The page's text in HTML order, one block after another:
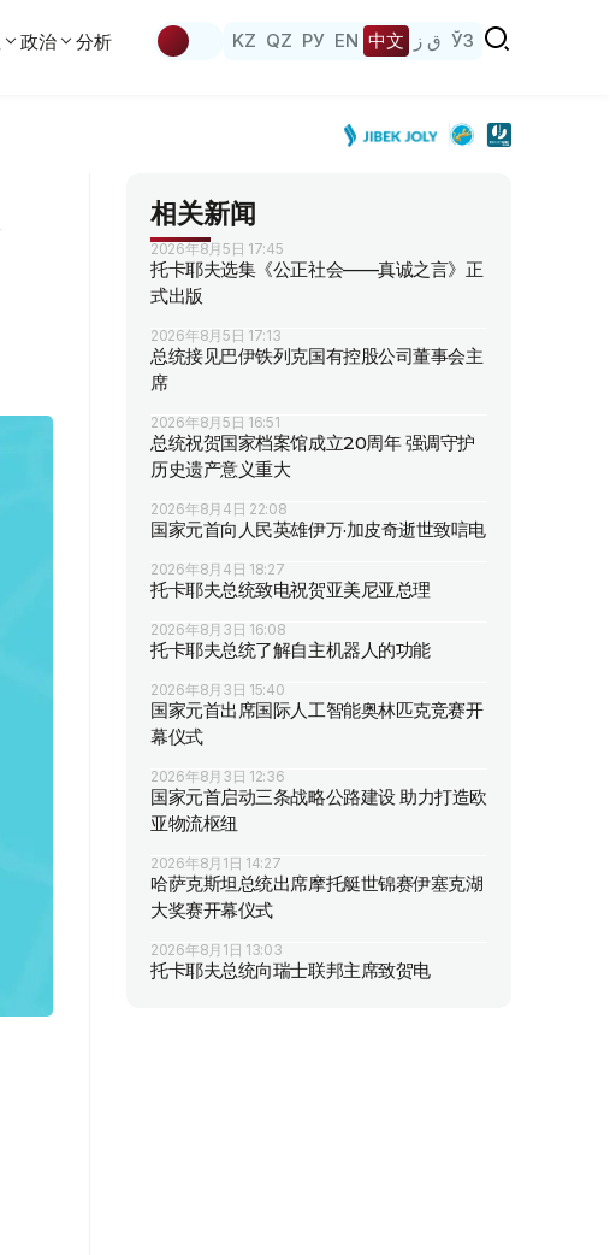
政治 分析 KZ QZ РУ EN 中文 ق ز ЎЗ
相关新闻
2026年8月5日 17:45
托卡耶夫选集《公正社会——真诚之言》正
式出版
2026年8月5日 17:13
总统接见巴伊铁列克国有控股公司董事会主
席
2026年8月5日 16:51
总统祝贺国家档案馆成立20周年 强调守护
历史遗产意义重大
2026年8月4日 22:08
国家元首向人民英雄伊万·加皮奇逝世致唁电
2026年8月4日 18:27
托卡耶夫总统致电祝贺亚美尼亚总理
2026年8月3日 16:08
托卡耶夫总统了解自主机器人的功能
2026年8月3日 15:40
国家元首出席国际人工智能奥林匹克竞赛开
幕仪式
2026年8月3日 12:36
国家元首启动三条战略公路建设 助力打造欧
亚物流枢纽
2026年8月1日 14:27
哈萨克斯坦总统出席摩托艇世锦赛伊塞克湖
大奖赛开幕仪式
2026年8月1日 13:03
托卡耶夫总统向瑞士联邦主席致贺电